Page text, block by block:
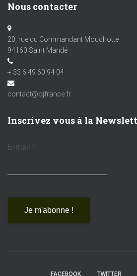
Nous contacter
20, rue du Commandant Mouchotte
94160 Saint Mandé
+ 33 6 49 60 94 04
contact@ojfrance.fr
Inscrivez vous à la
E-mail *
FACEBOOK TWITTER